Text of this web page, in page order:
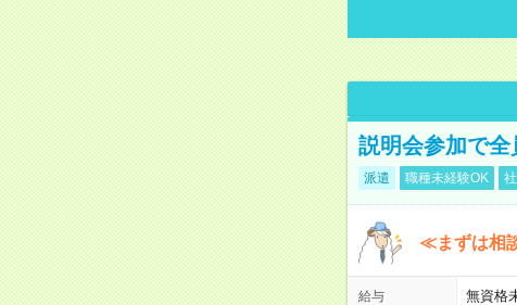
説明会参加で
派遣 職種未経験OK
≪まずは相
給与 無資格